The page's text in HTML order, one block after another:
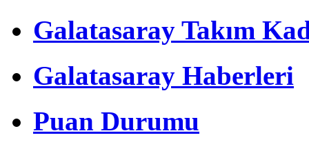
Galatasaray Takım
Galatasaray Haberleri
Puan Durumu